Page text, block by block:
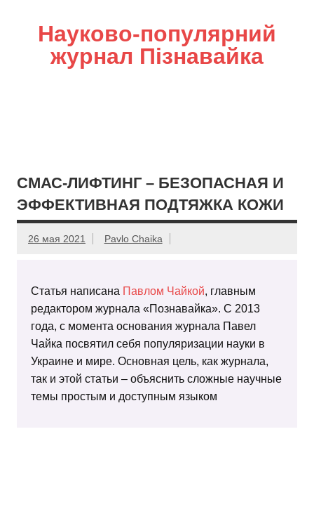
Науково-популярний
журнал Пізнавайка
СМАС-ЛИФТИНГ – БЕЗОПАСНАЯ И
ЭФФЕКТИВНАЯ ПОДТЯЖКА КОЖИ
26 мая 2021 Pavlo Chaika
Статья написана Павлом Чайкой, главным
редактором журнала «Познавайка». С 2013
года, с момента основания журнала Павел
Чайка посвятил себя популяризации науки в
Украине и мире. Основная цель, как журнала,
так и этой статьи – объяснить сложные научные
темы простым и доступным языком